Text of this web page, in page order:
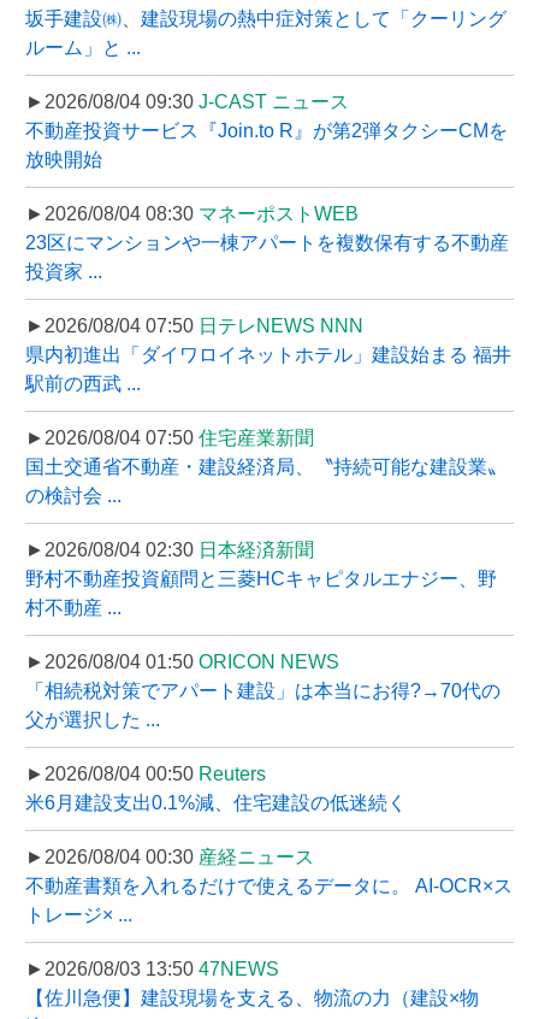
坂手建設㈱、建設現場の熱中症対策として「クーリング
ルーム」と ...
►2026/08/04 09:30 J-CAST ニュース
不動産投資サービス『Join.to R』が第2弾タクシーCMを
放映開始
►2026/08/04 08:30 マネーポストWEB
23区にマンションや一棟アパートを複数保有する不動産
投資家 ...
►2026/08/04 07:50 日テレNEWS NNN
県内初進出「ダイワロイネットホテル」建設始まる 福井
駅前の西武 ...
►2026/08/04 07:50 住宅産業新聞
国土交通省不動産・建設経済局、〝持続可能な建設業〟
の検討会 ...
►2026/08/04 02:30 日本経済新聞
野村不動産投資顧問と三菱HCキャピタルエナジー、野
村不動産 ...
►2026/08/04 01:50 ORICON NEWS
「相続税対策でアパート建設」は本当にお得?→70代の
父が選択した ...
►2026/08/04 00:50 Reuters
米6月建設支出0.1%減、住宅建設の低迷続く
►2026/08/04 00:30 産経ニュース
不動産書類を入れるだけで使えるデータに。 AI-OCR×ス
トレージ× ...
►2026/08/03 13:50 47NEWS
【佐川急便】建設現場を支える、物流の力（建設×物